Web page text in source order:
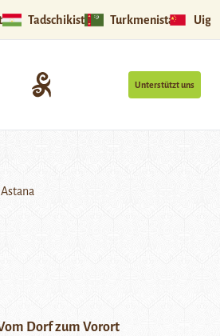
Tadschikistan Turkmenistan
Unterstützt uns
Astana
Dorf zum Vorort